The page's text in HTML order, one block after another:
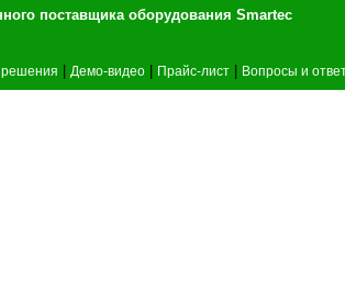
поставщика
решения Демо-видео Прайс-лист Вопросы и